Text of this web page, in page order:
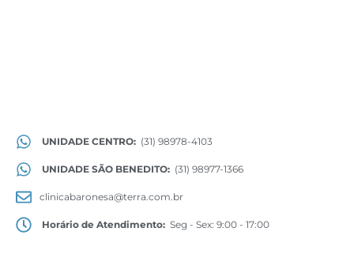
UNIDADE CENTRO: (31) 98978-4103
UNIDADE SÃO BENEDITO: (31) 98977-1366
clinicabaronesa@terra.com.br
Horário de Atendimento: Seg - Sex: 9:00 - 17:00